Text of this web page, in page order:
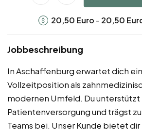
20,50 Euro - 20,50
Jobbeschreibung
In Aschaffenburg erwartet dich
Vollzeitposition als
modernen Umfeld. Du
Patientenversorgung und trägst
Teams bei. Unser Kunde bietet